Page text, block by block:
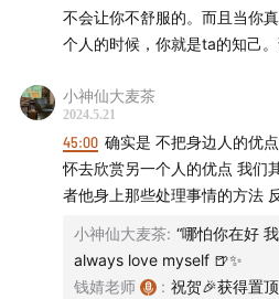
活动！
系、人际关系等等，针对这些问
我来读这些问题，和大家聊一聊
开始今天的Q&A。
📢 欢迎在微信公众号/视频号、B
，抖音搜索「钱婧」，我会
态、发布线下活动通知，并与大
不会让你不舒服的。而且当你
个人的时候，你就是ta的知己
小神仙大麦茶
2024.5.21
45:00 确实是 不把身边人的优
怀去欣赏另一个人的优点 我们
者他身上那些处理事情的方法
小神仙大麦茶: “哪怕你在好
always love myself 🍺✨
钱婧老师
: 祝贺🎉获得置